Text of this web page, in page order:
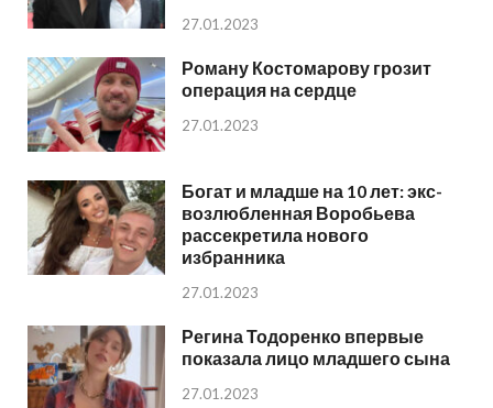
27.01.2023
Роману Костомарову грозит
операция на сердце
27.01.2023
Богат и младше на 10 лет: экс-
возлюбленная Воробьева
рассекретила нового
избранника
27.01.2023
Регина Тодоренко впервые
показала лицо младшего сына
27.01.2023